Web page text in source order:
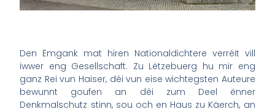
Den Ëmgank mat hiren Nationaldichtere verréit vill
iwwer eng Gesellschaft. Zu Lëtzebuerg hu mir eng
ganz Rei vun Haiser, déi vun eise wichtegsten Auteure
bewunnt goufen an déi zum Deel ënner
Denkmalschutz stinn, sou och en Haus zu Käerch, an